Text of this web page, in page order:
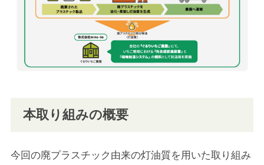
本取り組みの概要
今回の廃プラスチック由来の灯油質を用いた取り組み